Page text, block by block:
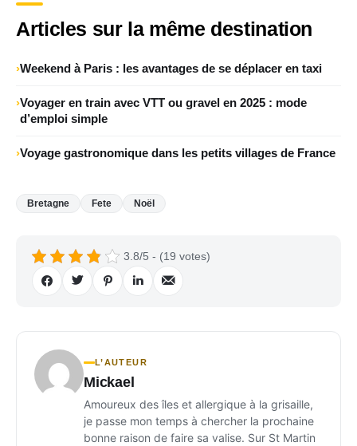
Articles sur la même destination
Weekend à Paris : les avantages de se déplacer en taxi
Voyager en train avec VTT ou gravel en 2025 : mode
d’emploi simple
Voyage gastronomique dans les petits villages de France
Bretagne Fete Noël
3.8/5 - (19 votes)
L’AUTEUR
Mickael
Amoureux des îles et allergique à la grisaille,
je passe mon temps à chercher la prochaine
bonne raison de faire sa valise. Sur St Martin